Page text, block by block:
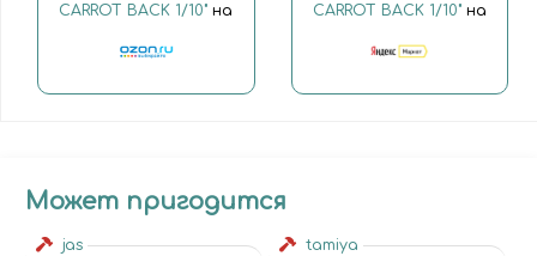
CARROT BACK 1/10" на
CARROT BACK 1/10"на
Может пригодится
jas tamiya